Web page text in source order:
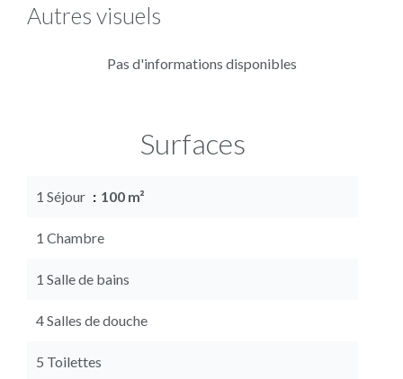
Autres visuels
Pas d'informations disponibles
Surfaces
1 Séjour 100 m²
1 Chambre
1 Salle de bains
4 Salles de douche
5 Toilettes